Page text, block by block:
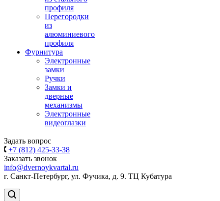
профиля
Перегородки
из
алюминиевого
профиля
Фурнитура
Электронные
замки
Ручки
Замки и
дверные
механизмы
Электронные
видеоглазки
Задать вопрос
+7 (812) 425-33-38
Заказать звонок
info@dvernoykvartal.ru
г. Санкт-Петербург, ул. Фучика, д. 9. ТЦ Кубатура